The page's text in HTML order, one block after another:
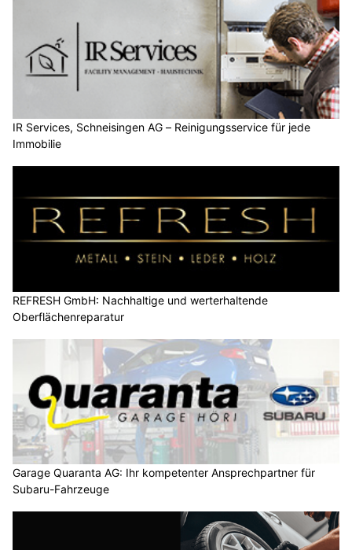
IR Services, Schneisingen AG – Reinigungsservice für jede
Immobilie
REFRESH GmbH: Nachhaltige und werterhaltende
Oberflächenreparatur
Garage Quaranta AG: Ihr kompetenter Ansprechpartner für
Subaru-Fahrzeuge